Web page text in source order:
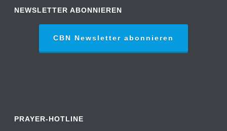
NEWSLETTER ABONNIEREN
CBN Newsletter abonnieren
PRAYER-HOTLINE